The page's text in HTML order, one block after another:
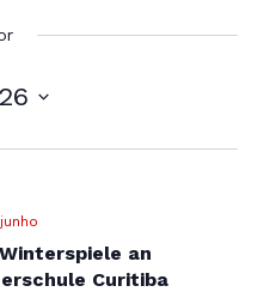
an
Curitiba